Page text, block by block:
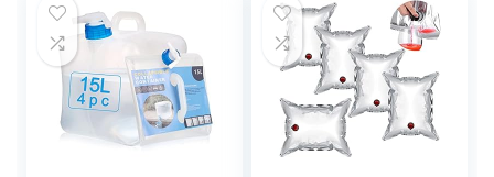
Camping, Le
Pique-Nique, Les
Voyages, Le
Barbecue (10×20L)
Voyage De Pique-
Nique De Camping
De Randonnée